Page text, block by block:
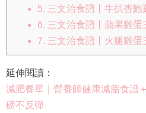
5. 三文治食譜丨牛扒杏鮑
6. 三文治食譜丨蘋果雞蛋
7. 三文治食譜丨火腿雞蛋
延伸閱讀：
減肥餐單｜營養師健康減脂食譜
磅不反彈